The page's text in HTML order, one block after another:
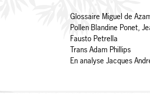
Glossaire Miguel de
Pollen Blandine Ponet,
Fausto Petrella
Trans Adam Phillips
En analyse Jacques